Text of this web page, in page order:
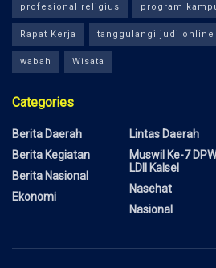
profesional religius program
Rapat Kerja tanggulangi judi online
wabah Wisata
Categories
Berita Daerah
Berita Kegiatan
Berita Nasional
Ekonomi
Lintas Daerah
Muswil Ke-7 DPW
LDII Kalsel
Nasehat
Nasional